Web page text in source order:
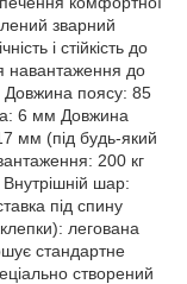
зварний
і стійкість до
навантаження до
Довжина поясу: 85
6 мм Довжина
мм (під будь-який
200 кг
шар:
під спину
легована
стандартне
створений